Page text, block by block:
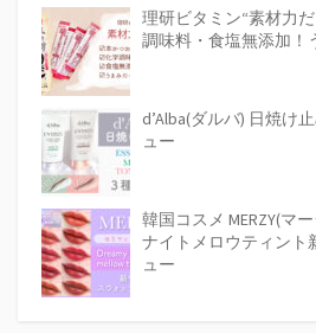
理研ビタミン“素材力
調味料・食塩無添加
d’Alba(ダルバ) 日焼け
ュー
韓国コスメ MERZY(マ
ナイトメロウティント
ュー